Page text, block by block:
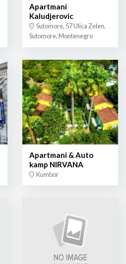
Apartmani
Kaludjerovic
Sutomore, 57 Ulica Zelen,
Sutomore, Montenegro
Apartmani & Auto
kamp NIRVANA
Kumbor